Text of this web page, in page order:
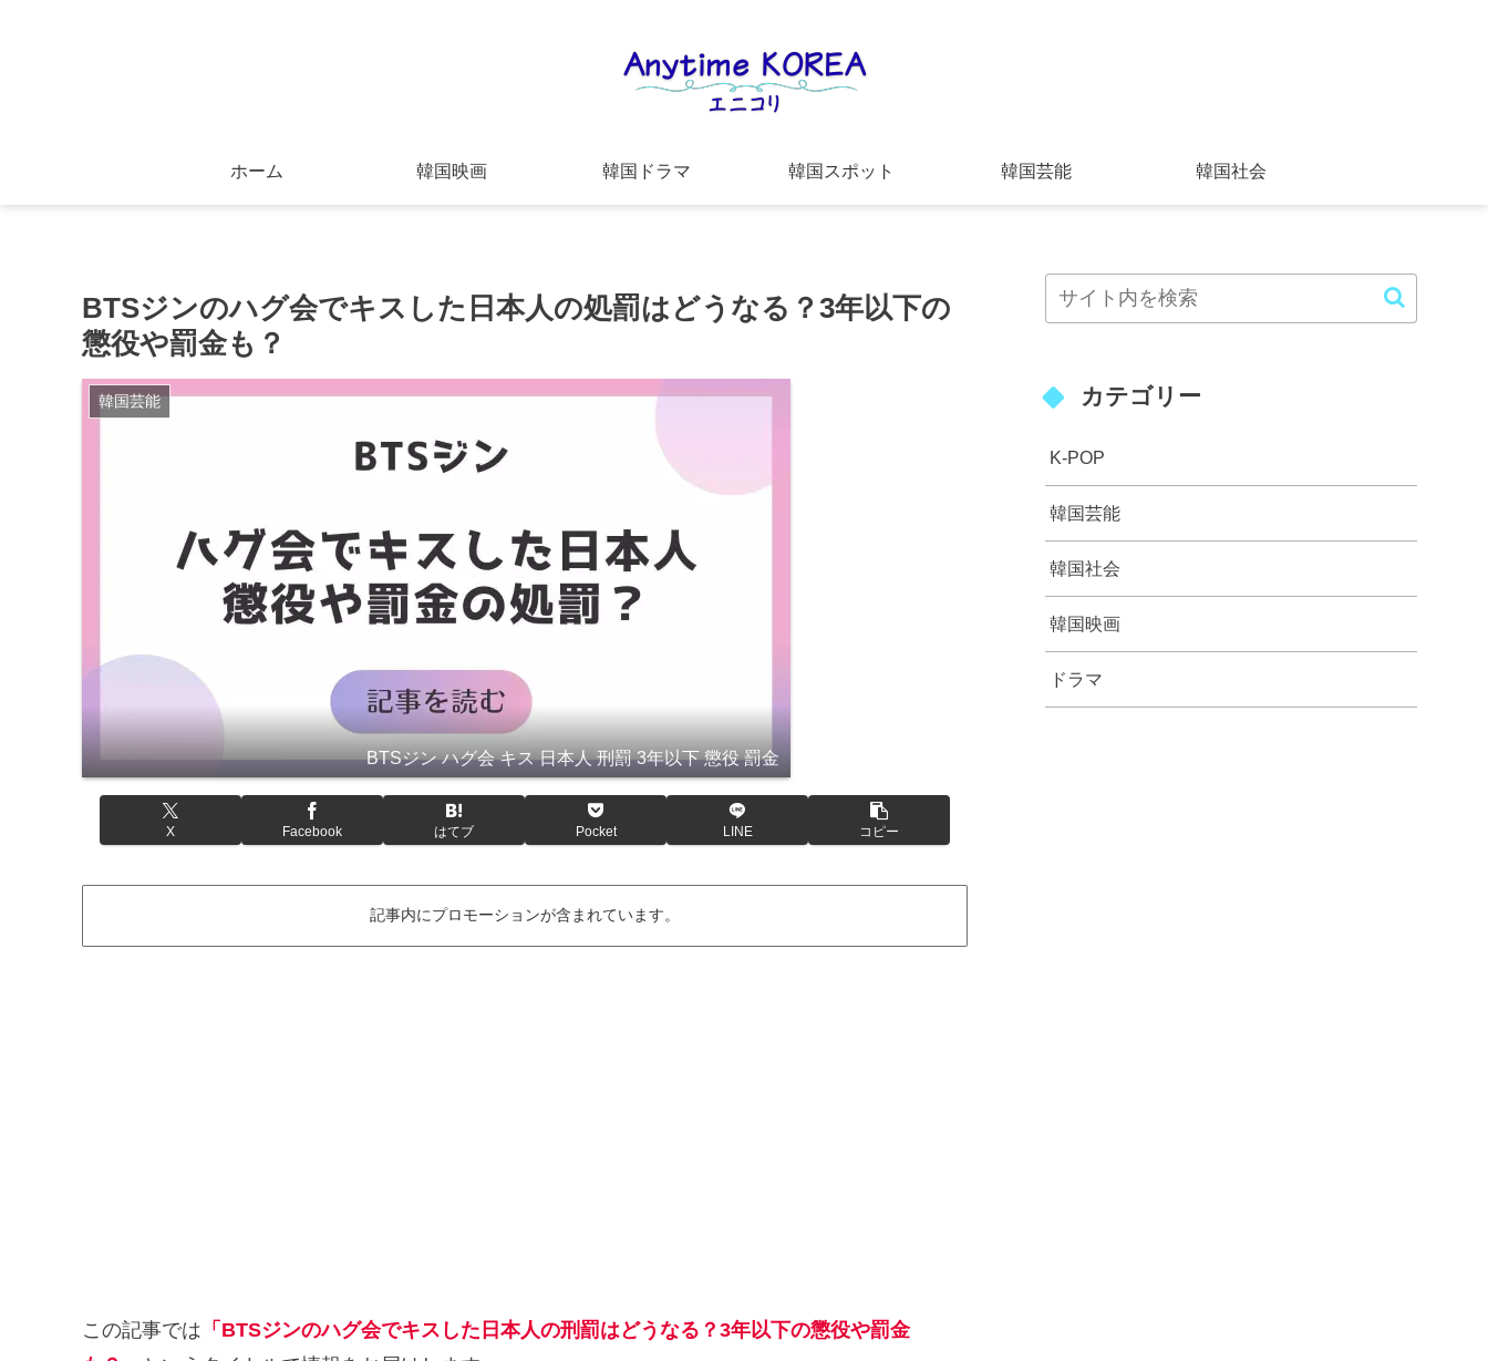
ホーム 韓国映画 韓国ドラマ 韓国スポット 韓国芸能 韓国社会
BTSジンのハグ会でキスした日本人の処罰はどうなる？3年以下の
懲役や罰金も？
韓国芸能
BTSジン ハグ会 キス 日本人 刑罰 3年以下 懲役 罰金
X Facebook はてブ Pocket LINE コピー
記事内にプロモーションが含まれています。
この記事では 「BTSジンのハグ会でキスした日本人の刑罰はどうなる？3年以下の懲役や罰金
カテゴリー
K-POP
韓国芸能
韓国社会
韓国映画
ドラマ